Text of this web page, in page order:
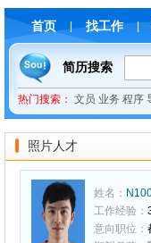
首页 找工作 |
简历搜索
热门搜索： 文员 业务 程序
照片人才
姓名：
工作经验：
意向职位：